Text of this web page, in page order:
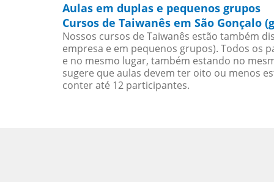
Aulas em duplas e pequenos grupos
Cursos de Taiwanês em São Gonçalo
Nossos cursos de Taiwanês estão também
empresa e em pequenos grupos). Todos os
e no mesmo lugar, também estando no
sugere que aulas devem ter oito ou menos
conter até 12 participantes.